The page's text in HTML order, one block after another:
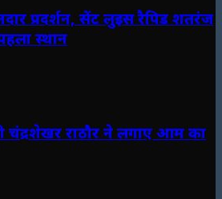
प्रदर्शन, सेंट लुइस रैपिड शतरंज
स्थान
चंद्रशेखर राठौर ने लगाए आम का